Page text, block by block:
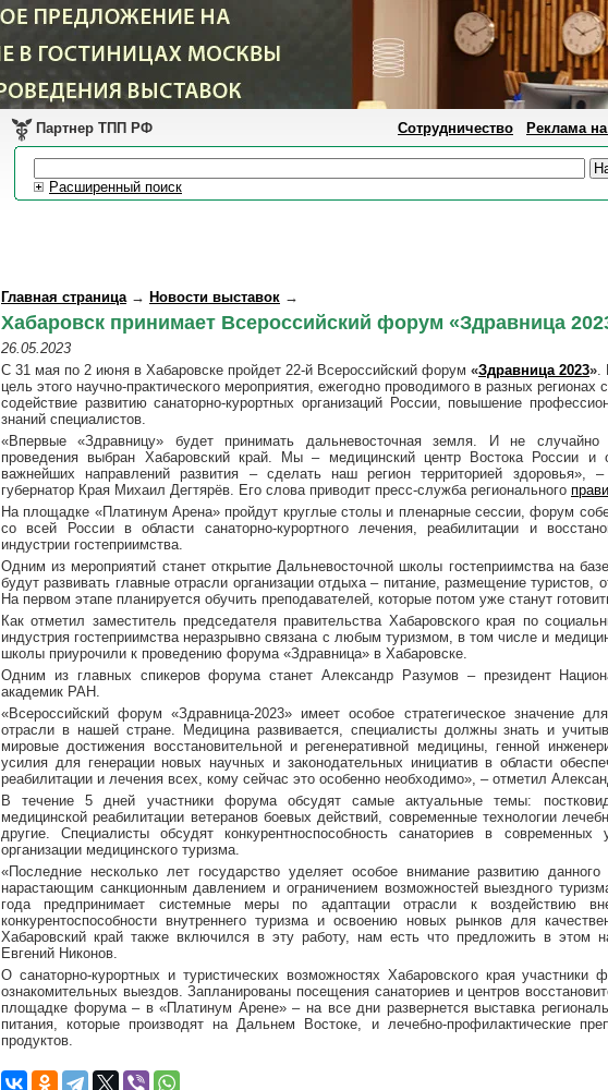
Партнер ТПП РФ Сотрудничество Реклама
Расширенный поиск
Главная страница→ Новости выставок →
Хабаровск принимает Всероссийский форум «Здравница
26.05.2023
С 31 мая по 2 июня в Хабаровске пройдет 22-й Всероссийский форум «Здравница 2023».
цель этого научно-практического мероприятия, ежегодно проводимого в разных регионах
содействие развитию санаторно-курортных организаций России, повышение
знаний специалистов.
«Впервые «Здравницу» будет принимать дальневосточная земля. И не случайно
проведения выбран Хабаровский край. Мы – медицинский центр Востока России и
важнейших направлений развития – сделать наш регион территорией здоровья», –
губернатор Края Михаил Дегтярёв. Его слова приводит пресс-служба регионального
На площадке «Платинум Арена» пройдут круглые столы и пленарные сессии, форум
со всей России в области санаторно-курортного лечения, реабилитации и
индустрии гостеприимства.
Одним из мероприятий станет открытие Дальневосточной школы гостеприимства на
будут развивать главные отрасли организации отдыха – питание, размещение туристов,
На первом этапе планируется обучить преподавателей, которые потом уже станут
Как отметил заместитель председателя правительства Хабаровского края по
индустрия гостеприимства неразрывно связана с любым туризмом, в том числе и
школы приурочили к проведению форума «Здравница» в Хабаровске.
Одним из главных спикеров форума станет Александр Разумов – президент
академик РАН.
«Всероссийский форум «Здравница-2023» имеет особое стратегическое значение для
отрасли в нашей стране. Медицина развивается, специалисты должны знать и
мировые достижения восстановительной и регенеративной медицины, генной
усилия для генерации новых научных и законодательных инициатив в области
реабилитации и лечения всех, кому сейчас это особенно необходимо», – отметил
В течение 5 дней участники форума обсудят самые актуальные темы:
медицинской реабилитации ветеранов боевых действий, современные технологии
другие. Специалисты обсудят конкурентноспособность санаториев в
организации медицинского туризма.
«Последние несколько лет государство уделяет особое внимание развитию
нарастающим санкционным давлением и ограничением возможностей выездного
года предпринимает системные меры по адаптации отрасли к воздействию
конкурентоспособности внутреннего туризма и освоению новых рынков для
Хабаровский край также включился в эту работу, нам есть что предложить в этом
Евгений Никонов.
О санаторно-курортных и туристических возможностях Хабаровского края
ознакомительных выездов. Запланированы посещения санаториев и центров
площадке форума – в «Платинум Арене» – на все дни развернется выставка
питания, которые производят на Дальнем Востоке, и лечебно-профилактические
продуктов.